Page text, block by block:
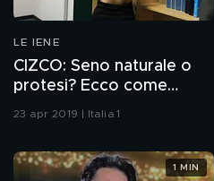
LE IENE
CIZCO: Seno naturale o
protesi? Ecco come
capire se una donna
23 apr 2019 | Italia 1
1 MIN